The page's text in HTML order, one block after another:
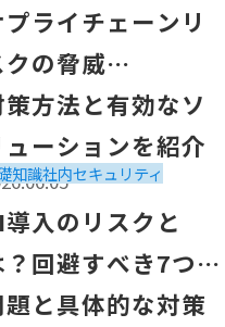
紹介」の記事を読む
プライチェーンリ
クの脅威
策方法と有効なソ
ューションを紹介
知識社内セキュリティ
き7つの問題と具体的な
入のリスクと
？回避すべき7つの
題と具体的な対策